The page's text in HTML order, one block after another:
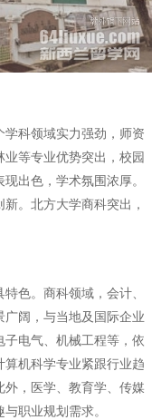
科领域实力强劲，师资
等专业优势突出，校园
出色，学术氛围浓厚。
。北方大学商科突出，
色。商科领域，会计、
阔，与当地及国际企业
电气、机械工程等，依
机科学专业紧跟行业趋
外，医学、教育学、传媒
职业规划需求。